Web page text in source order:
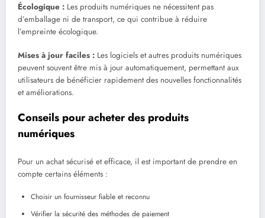
Écologique : Les produits numériques ne nécessitent pas
d’emballage ni de transport, ce qui contribue à réduire
l’empreinte écologique.
Mises à jour faciles : Les logiciels et autres produits numériques
peuvent souvent être mis à jour automatiquement, permettant aux
utilisateurs de bénéficier rapidement des nouvelles fonctionnalités
et améliorations.
Conseils pour acheter des produits
numériques
Pour un achat sécurisé et efficace, il est important de prendre en
compte certains éléments :
Choisir un fournisseur fiable et reconnu
Vérifier la sécurité des méthodes de paiement